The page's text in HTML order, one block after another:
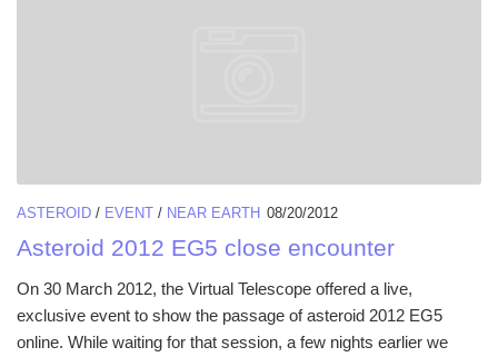
ASTEROID / EVENT / NEAR EARTH 08/20/2012
Asteroid 2012 EG5 close encounter
On 30 March 2012, the Virtual Telescope offered a live,
exclusive event to show the passage of asteroid 2012 EG5
online. While waiting for that session, a few nights earlier we